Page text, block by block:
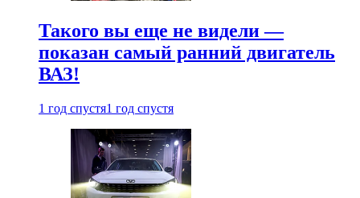
Такого вы еще не видели —
показан самый ранний двигатель
ВАЗ!
1 год спустя1 год спустя